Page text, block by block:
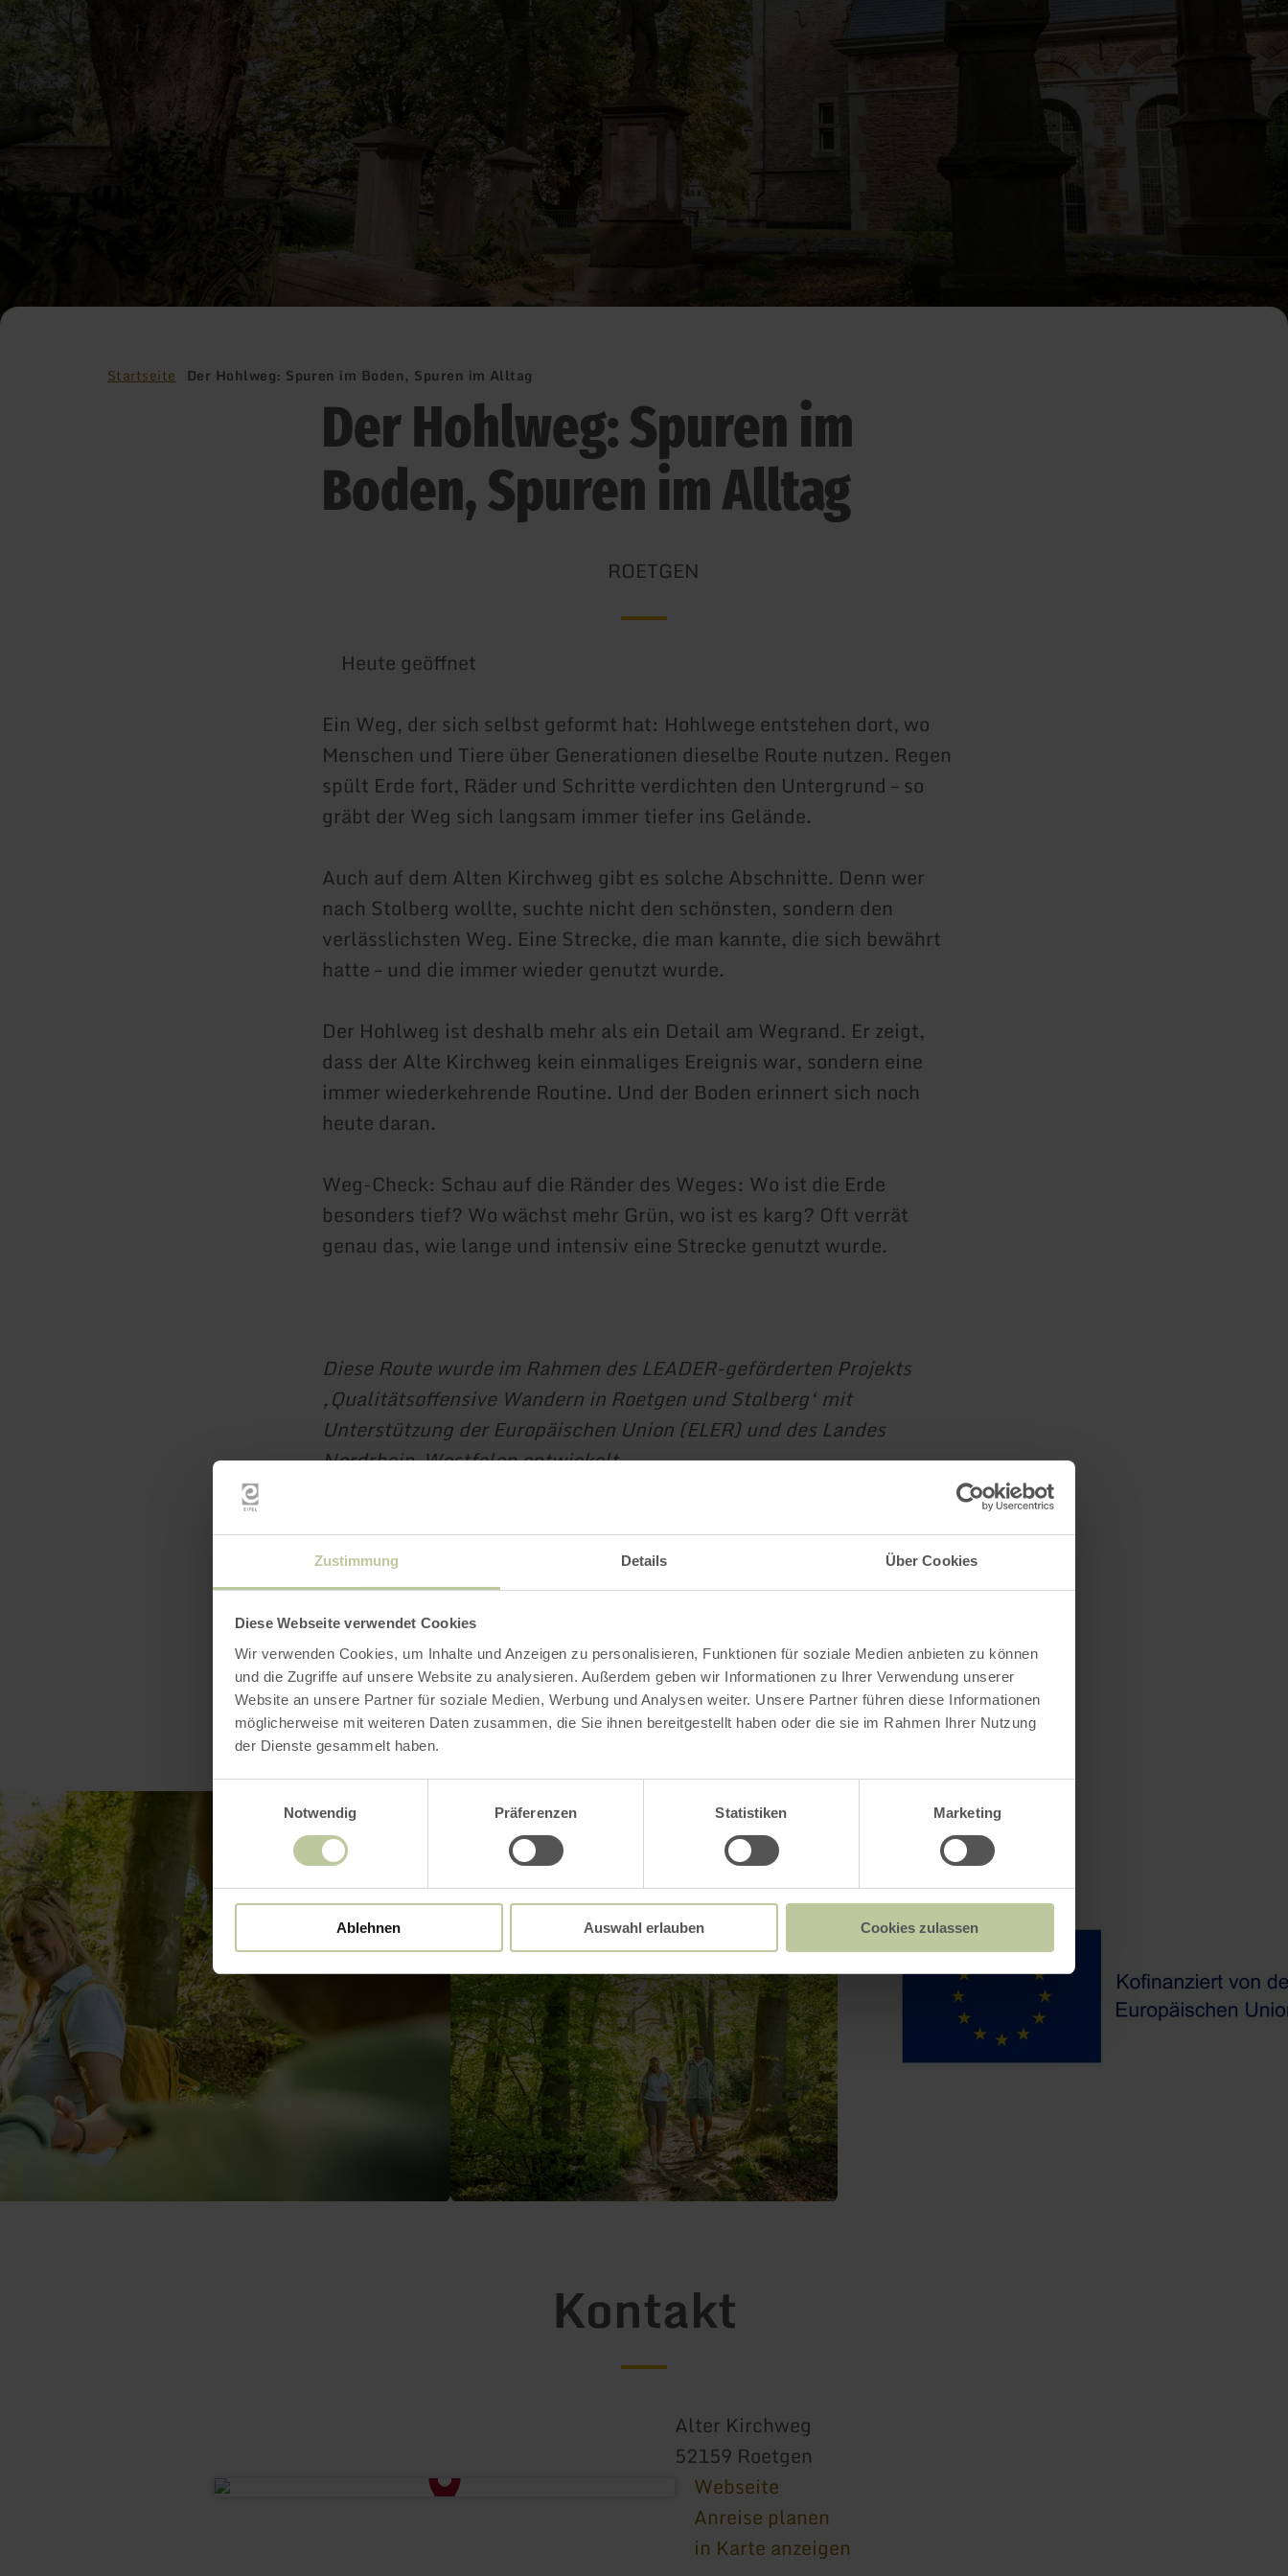
Zustimmung Details Über Cookies
Diese Webseite verwendet Cookies
Wir verwenden Cookies, um Inhalte und Anzeigen zu personalisieren, Funktionen für soziale Medien anbieten zu können
und die Zugriffe auf unsere Website zu analysieren. Außerdem geben wir Informationen zu Ihrer Verwendung unserer
Website an unsere Partner für soziale Medien, Werbung und Analysen weiter. Unsere Partner führen diese Informationen
möglicherweise mit weiteren Daten zusammen, die Sie ihnen bereitgestellt haben oder die sie im Rahmen Ihrer Nutzung
der Dienste gesammelt haben.
Einwilligungsauswahl
Notwendig
Präferenzen Statistiken Marketing
Ablehnen Auswahl erlauben Cookies zulassen
Startseite Der Hohlweg: Spuren im Boden, Spuren im Alltag
Der Hohlweg: Spuren im
Boden, Spuren im Alltag
ROETGEN
Heute geöffnet
Ein Weg, der sich selbst geformt hat: Hohlwege entstehen dort, wo
Menschen und Tiere über Generationen dieselbe Route nutzen. Regen
spült Erde fort, Räder und Schritte verdichten den Untergrund – so
gräbt der Weg sich langsam immer tiefer ins Gelände.
Auch auf dem Alten Kirchweg gibt es solche Abschnitte. Denn wer
nach Stolberg wollte, suchte nicht den schönsten, sondern den
verlässlichsten Weg. Eine Strecke, die man kannte, die sich bewährt
hatte – und die immer wieder genutzt wurde.
Der Hohlweg ist deshalb mehr als ein Detail am Wegrand. Er zeigt,
dass der Alte Kirchweg kein einmaliges Ereignis war, sondern eine
immer wiederkehrende Routine. Und der Boden erinnert sich noch
heute daran.
Weg-Check: Schau auf die Ränder des Weges: Wo ist die Erde
besonders tief? Wo wächst mehr Grün, wo ist es karg? Oft verrät
genau das, wie lange und intensiv eine Strecke genutzt wurde.
Diese Route wurde im Rahmen des LEADER-geförderten Projekts
‚Qualitätsoffensive Wandern in Roetgen und Stolberg‘ mit
Unterstützung der Europäischen Union (ELER) und des Landes
Nordrhein-Westfalen entwickelt.
Impressionen
Kontakt
Alter Kirchweg
52159 Roetgen
Webseite
Anreise planen
in Karte anzeigen